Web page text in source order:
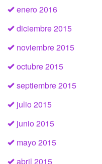
enero 2016
diciembre 2015
noviembre 2015
octubre 2015
septiembre 2015
julio 2015
junio 2015
mayo 2015
abril 2015